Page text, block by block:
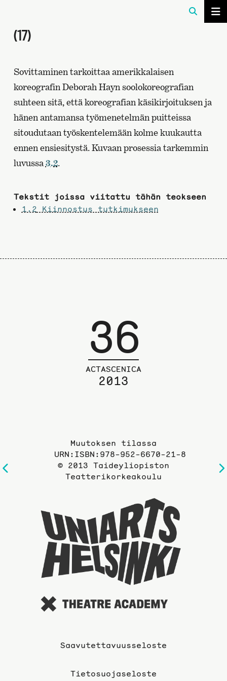
(17)
Sovittaminen tarkoittaa amerikkalaisen
koreografin Deborah Hayn soolokoreografian
suhteen sitä, että koreografian käsikirjoituksen ja
hänen antamansa työmenetelmän puitteissa
sitoudutaan työskentelemään kolme kuukautta
ennen ensiesitystä. Kuvaan prosessia tarkemmin
luvussa3.2.
Tekstit joissa viitattu tähän teokseen
1.2 Kiinnostus tutkimukseen
Edelliselle
36
ACTASCENICA
2013
Muutoksen tilassa
URN:ISBN:978-952-6670-21-8
© 2013 Taideyliopiston
Teatterikorkeakoulu
Saavutettavuusseloste
Tietosuojaseloste